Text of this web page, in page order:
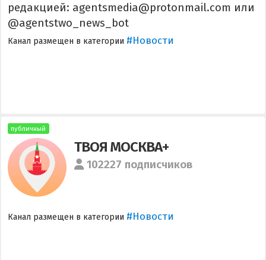
редакцией: agentsmedia@protonmail.com или
@agentstwo_news_bot
Канал размещен в категории #Новости
публичный
ТВОЯ МОСКВА+
102227 подписчиков
Канал размещен в категории #Новости